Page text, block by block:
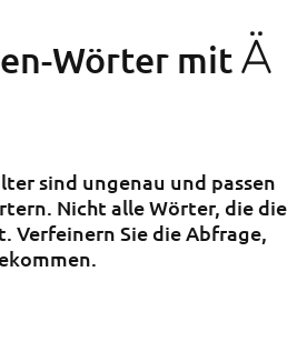
Wörter mit Ä
sind ungenau und passen
Nicht alle Wörter, die die
Verfeinern Sie die Abfrage,